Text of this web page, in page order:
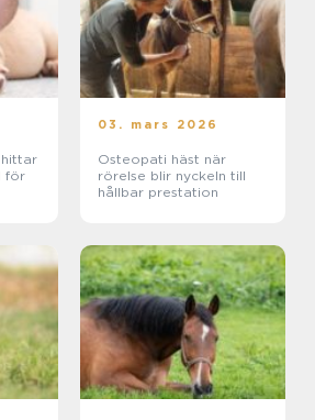
för
03. mars 2026
Osteopati häst när
rörelse blir nyckeln till
hållbar prestation